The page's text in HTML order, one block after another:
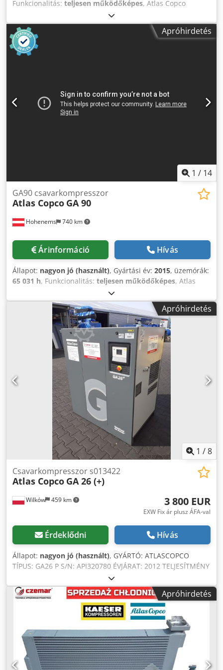
Funkcionalitás: teljesen működőképes, Atlas Copco
kompresszorokat kínálunk GA 55 TÍPUS Nyomás 10 bar
Motor teljesítménye 55 kW Codpfxowa Iz Ae Akterf 2000-
ben épült Kompresszor dokumentációval Az Atlas Copco, a
Kaeser és a Mahle egyéb kompresszorait is szállítjuk
Apróhirdetés
1 / 14
Hohenems 740 km
GA90 csavarkompresszor
Atlas Copco GA 90
Árinformáció Hívás
Állapot: nagyon jó (használt), Gyártási év: 2015, üzemórák:
65 031 h, Funkcionalitás: teljesen működőképes, Atlas
Copco GA90 csavarkompresszor 90 kW 7,5 bar Crsdpfxoy A
Nwks Aktsf 16,87 m³/perc Gyártási év: 2015 Üzemóra: 65
Apróhirdetés
1 /8
Wilków 459 km
Csavarkompresszor s013422
Atlas Copco GA 26 (+)
3 800 EUR
EXW Fix ár plusz ÁFA-val
Érdeklődni Hívás
Állapot: nagyon jó (használt), GYÁRTÓ: ATLASCOPCO
TÍPUS: GA26 P S/N: API320780 ÉVJÁRAT: 2012 TELJESÍTMÉNY
(kW): 26 LEADOTT LÉGMENNYISÉG (m³/perc): 4,16 NYOMÁS
(bar): 10 Crjdjya Dudepfx Aktjf
Apróhirdetés